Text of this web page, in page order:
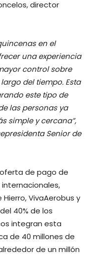
director
en el
una experiencia
control sobre
del tiempo. Esta
este tipo de
las personas ya
simple y cercana”,
Senior de
de pago de
VivaAerobus y
40% de los
integran esta
de 40 millones de
de un millón